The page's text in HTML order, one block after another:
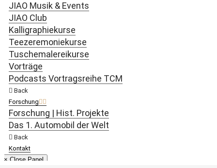
JIAO Musik & Events
JIAO Club
Kalligraphiekurse
Teezeremoniekurse
Tuschemalereikurse
Vorträge
Podcasts Vortragsreihe TCM
Back
Forschung
Forschung | Hist. Projekte
Das 1. Automobil der Welt
Back
Kontakt
× Close Panel